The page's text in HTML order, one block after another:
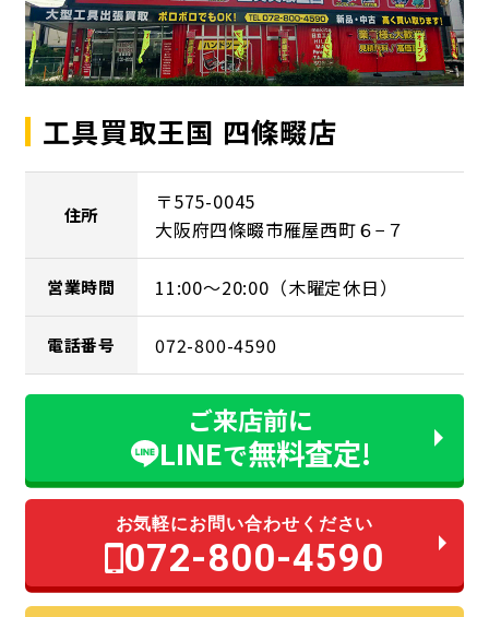
工具買取王国 四條畷店
住所
〒575-0045
大阪府四條畷市雁屋西町６−７
営業時間 11:00～20:00（木曜定休日）
電話番号 072-800-4590
ご来店前に
LINEで無料査定!
お気軽にお問い合わせください
072-800-4590